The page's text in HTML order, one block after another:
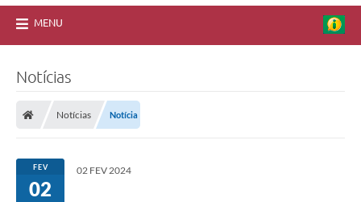
MENU
Notícias
Notícias Notícia
FEV
02
02 FEV 2024